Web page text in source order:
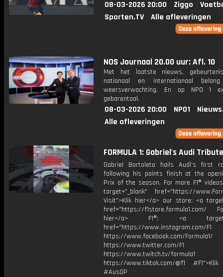
08-03-2026 20:00 Ziggo
Sporten.TV
Alle afleveringen
NOS Journaal 20.00 uur: Afl. 10
Met het laatste nieuws,
nationaal en internationaal
weersverwachting. En op NPO 1
gebarentaal.
08-03-2026 20:00 NPO1
Alle afleveringen
FORMULA 1: Gabriel's Audi
Gabriel Bortoleto hails Audi's first
following his points finish at the
Prix of the season. For more F1®
target="_blank" href="https://
Visit">Klik hier</a> our store: <a
href="https://f1store.formula1.com/
hier</a> F1®: <a
href="https://www.instagram.com/F1
https://www.facebook.com/Formula1/
https://www.twitter.com/F1
https://www.twitch.tv/formula1
https://www.tiktok.com/@f1
#AusGP